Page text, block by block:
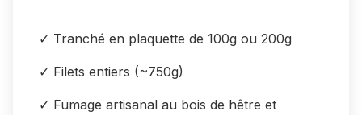
✓ Tranché en plaquette de 100g ou 200g
✓ Filets entiers (~750g)
✓ Fumage artisanal au bois de hêtre et